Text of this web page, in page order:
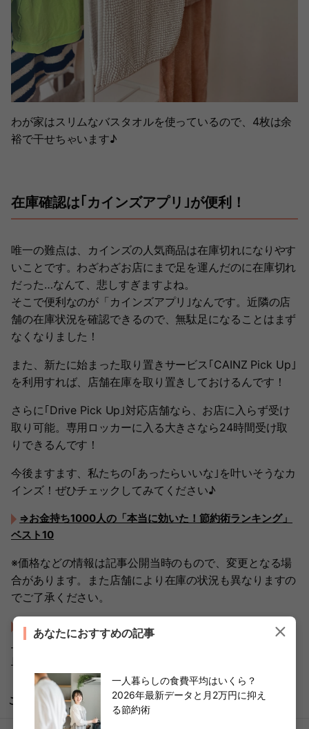
わが家はスリムなバスタオルを使っているので、4枚は余
裕で干せちゃいます♪
在庫確認は｢カインズアプリ｣が便利！
唯一の難点は、カインズの人気商品は在庫切れになりやす
いことです。わざわざお店にまで足を運んだのに在庫切れ
だった…なんて、悲しすぎますよね。
そこで便利なのが「カインズアプリ｣なんです。近隣の店
舗の在庫状況を確認できるので、無駄足になることはまず
なくなりました！
また、新たに始まった取り置きサービス｢CAINZ Pick Up｣
を利用すれば、店舗在庫を取り置きしておけるんです！
さらに｢Drive Pick Up｣対応店舗なら、お店に入らず受け
取り可能。専用ロッカーに入る大きさなら24時間受け取
りできるんです！
今後ますます、私たちの｢あったらいいな｣を叶いそうなカ
インズ！ぜひチェックしてみてください♪
⇒お金持ち1000人の「本当に効いた！節約術ランキング」
ベスト10
※価格などの情報は記事公開当時のもので、変更となる場
合があります。また店舗により在庫の状況も異なりますの
でご了承ください。
「年72万円の食費削減」した節約主婦が実践！「ストック
したのに期限切れ…」を卒業！被災経験者が続ける"ムダゼ
こちらもどうぞ
あなたにおすすめの記事
一人暮らしの食費平均はいくら？
2026年最新データと月2万円に抑え
る節約術